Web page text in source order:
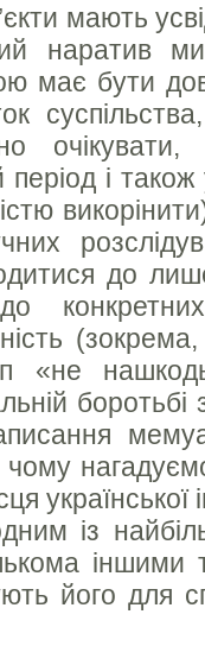
мають
наратив
має бути
і
до
«не
із
його для